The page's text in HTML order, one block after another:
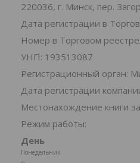
220036, г. Минск, пер.
Дата регистрации в
Номер в Торговом
УНП: 193513087
Регистрационный орган:
Дата регистрации
Местонахождение книги
Режим работы:
День
Понедельник